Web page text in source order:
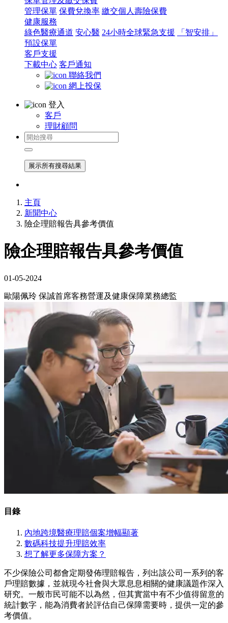
管理保單 保費兌換率 繳交個人壽險保費
健康服務
綠色醫療通道 安心醫 24小時全球緊急支援
「智安排」
預設保單
客戶支援
下載中心 客戶通知
聯絡我們
網上投保
登入
客戶
理財顧問
展示所有搜尋結果
主頁
新聞中心
險企理賠報告具參考價值
險企理賠報告具參考價值
01-05-2024
歐陽佩玲 保誠首席客務營運及健康保障業務總監
目錄
內地跨境醫療理賠個案增幅顯著
數碼科技提升理賠效率
想了解更多保障方案？
不少保險公司都會定期發佈理賠報告，列出該公司一系列的客
戶理賠數據，並就現今社會與大眾息息相關的健康議題作深入
研究。一般市民可能不以為然，但其實當中有不少值得留意的
統計數字，能為消費者於評估自己保障需要時，提供一定的參
考價值。